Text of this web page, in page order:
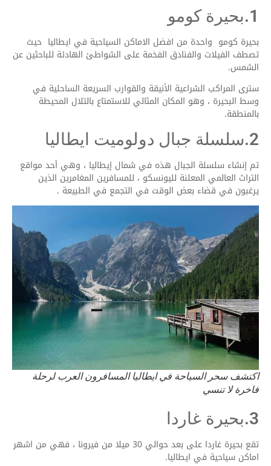
1.بحيرة كومو
بحيرة كومو واحدة من افضل الاماكن السياحية في ايطاليا حيث
تصطف الفيلات والفنادق الفخمة على الشواطئ الهادئة للباحثين عن
الشمس.
سترى المراكب الشراعية الأنيقة والقوارب السريعة الساحلية في
وسط البحيرة ، وهو المكان المثالي للاستمتاع بالتلال المحيطة
بالمنطقة.
2.سلسلة جبال دولوميت ايطاليا
تم إنشاء سلسلة الجبال هذه في شمال إيطاليا ، وهي أحد مواقع
التراث العالمي المعلنة لليونسكو ، للمسافرين المغامرين الذين
يرغبون في قضاء بعض الوقت في التجمع في الطبيعة .
اكتشف سحر السياحة في ايطاليا المسافرون العرب لرحلة
فاخرة لا تنسي
3.بحيرة غاردا
تقع بحيرة غاردا على بعد حوالي 30 ميلا من فيرونا ، فهي من اشهر
اماكن سياحية في ايطاليا.